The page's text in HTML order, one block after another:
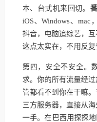
本、台式机来回切。
iOS、Windows、mac
抖音，电脑追综艺，
这点太实在，不用反复
第四，安全不安全。
求。你的所有流量经
管都看不到你在干嘛
三方服务器，直接从
一手。在巴西用探探